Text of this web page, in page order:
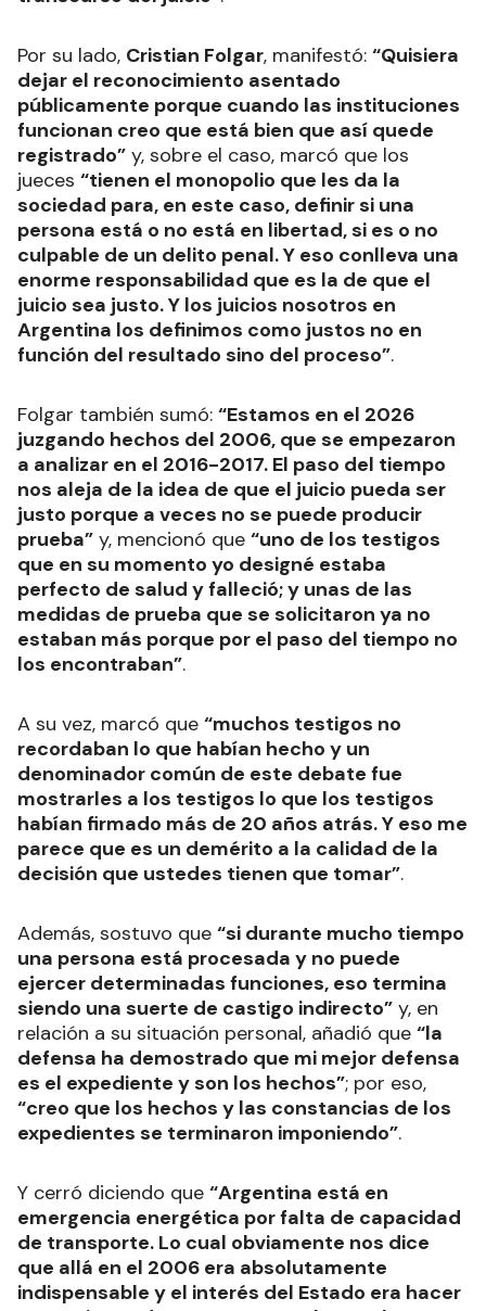
Por su lado, Cristian Folgar, manifestó: “Quisiera
dejar el reconocimiento asentado
públicamente porque cuando las instituciones
funcionan creo que está bien que así quede
registrado” y, sobre el caso, marcó que los
jueces “tienen el monopolio que les da la
sociedad para, en este caso, definir si una
persona está o no está en libertad, si es o no
culpable de un delito penal. Y eso conlleva una
enorme responsabilidad que es la de que el
juicio sea justo. Y los juicios nosotros en
Argentina los definimos como justos no en
función del resultado sino del proceso”.
Folgar también sumó: “Estamos en el 2026
juzgando hechos del 2006, que se empezaron
a analizar en el 2016-2017. El paso del tiempo
nos aleja de la idea de que el juicio pueda ser
justo porque a veces no se puede producir
prueba” y, mencionó que “uno de los testigos
que en su momento yo designé estaba
perfecto de salud y falleció; y unas de las
medidas de prueba que se solicitaron ya no
estaban más porque por el paso del tiempo no
los encontraban”.
A su vez, marcó que “muchos testigos no
recordaban lo que habían hecho y un
denominador común de este debate fue
mostrarles a los testigos lo que los testigos
habían firmado más de 20 años atrás. Y eso me
parece que es un demérito a la calidad de la
decisión que ustedes tienen que tomar”.
Además, sostuvo que “si durante mucho tiempo
una persona está procesada y no puede
ejercer determinadas funciones, eso termina
siendo una suerte de castigo indirecto” y, en
relación a su situación personal, añadió que “la
defensa ha demostrado que mi mejor defensa
es el expediente y son los hechos”; por eso,
“creo que los hechos y las constancias de los
expedientes se terminaron imponiendo”.
Y cerró diciendo que “Argentina está en
emergencia energética por falta de capacidad
de transporte. Lo cual obviamente nos dice
que allá en el 2006 era absolutamente
indispensable y el interés del Estado era hacer